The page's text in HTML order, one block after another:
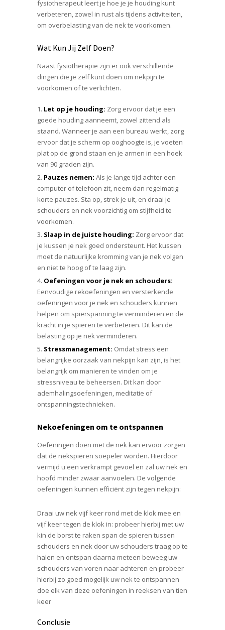
fysiotherapeut leert je hoe je je houding kunt
verbeteren, zowel in rust als tijdens activiteiten,
om overbelasting van de nek te voorkomen.
Wat Kun Jij Zelf Doen?
Naast fysiotherapie zijn er ook verschillende
dingen die je zelf kunt doen om nekpijn te
voorkomen of te verlichten.
Let op je houding: Zorg ervoor dat je een
goede houding aanneemt, zowel zittend als
staand. Wanneer je aan een bureau werkt, zorg
ervoor dat je scherm op ooghoogte is, je voeten
plat op de grond staan en je armen in een hoek
van 90 graden zijn.
Pauzes nemen: Als je lange tijd achter een
computer of telefoon zit, neem dan regelmatig
korte pauzes. Sta op, strek je uit, en draai je
schouders en nek voorzichtig om stijfheid te
voorkomen.
Slaap in de juiste houding: Zorg ervoor dat
je kussen je nek goed ondersteunt. Het kussen
moet de natuurlijke kromming van je nek volgen
en niet te hoog of te laag zijn.
Oefeningen voor je nek en schouders:
Eenvoudige rekoefeningen en versterkende
oefeningen voor je nek en schouders kunnen
helpen om spierspanning te verminderen en de
kracht in je spieren te verbeteren. Dit kan de
belasting op je nek verminderen.
Stressmanagement: Omdat stress een
belangrijke oorzaak van nekpijn kan zijn, is het
belangrijk om manieren te vinden om je
stressniveau te beheersen. Dit kan door
ademhalingsoefeningen, meditatie of
ontspanningstechnieken.
Nekoefeningen om te ontspannen
Oefeningen doen met de nek kan ervoor zorgen
dat de nekspieren soepeler worden. Hierdoor
vermijd u een verkrampt gevoel en zal uw nek en
hoofd minder zwaar aanvoelen. De volgende
oefeningen kunnen efficiënt zijn tegen nekpijn:
Draai uw nek vijf keer rond met de klok mee en
vijf keer tegen de klok in: probeer hierbij met uw
kin de borst te raken span de spieren tussen
schouders en nek door uw schouders traag op te
halen en ontspan daarna meteen beweeg uw
schouders van voren naar achteren en probeer
hierbij zo goed mogelijk uw nek te ontspannen
doe elk van deze oefeningen in reeksen van tien
keer
Conclusie